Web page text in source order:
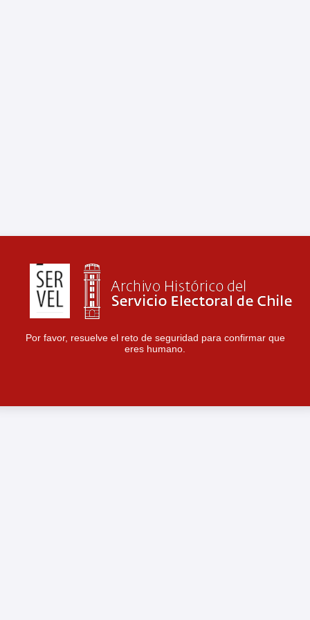
Por favor, resuelve el reto de seguridad para confirmar que
eres humano.